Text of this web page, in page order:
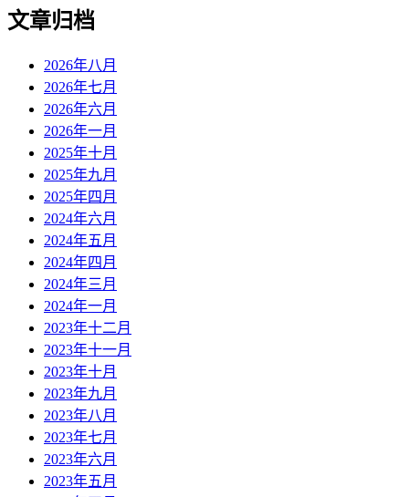
文章归档
2026年八月
2026年七月
2026年六月
2026年一月
2025年十月
2025年九月
2025年四月
2024年六月
2024年五月
2024年四月
2024年三月
2024年一月
2023年十二月
2023年十一月
2023年十月
2023年九月
2023年八月
2023年七月
2023年六月
2023年五月